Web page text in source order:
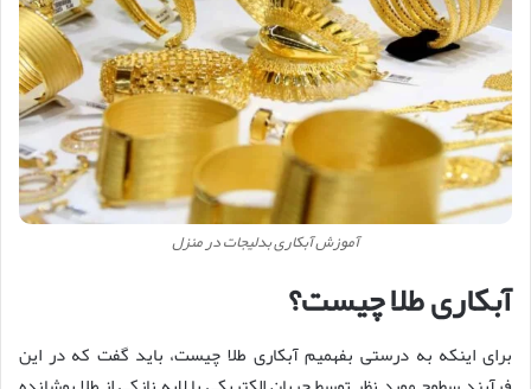
آموزش آبکاری بدلیجات در منزل
آبکاری طلا چیست؟
برای اینکه به درستی بفهمیم آبکاری طلا چیست، باید گفت که در این